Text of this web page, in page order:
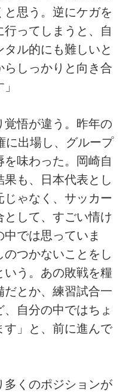
と思う。逆にケガを
行ってしまうと、自
ル的にも難しいと
らしっかりと向き合
悟が違う。昨年の
に出場し、グループ
味わった。岡崎自
も、日本代表とし
じゃなく、サッカー
して、すごい情け
では思っていま
つかないことをし
いう。あの敗戦を糧
だとか、練習試合一
自分の中ではちょ
す」と、前に進んで
多くのポジションが